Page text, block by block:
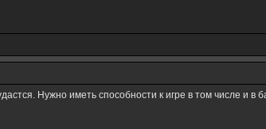
Нужно иметь способности к игре в том числе и